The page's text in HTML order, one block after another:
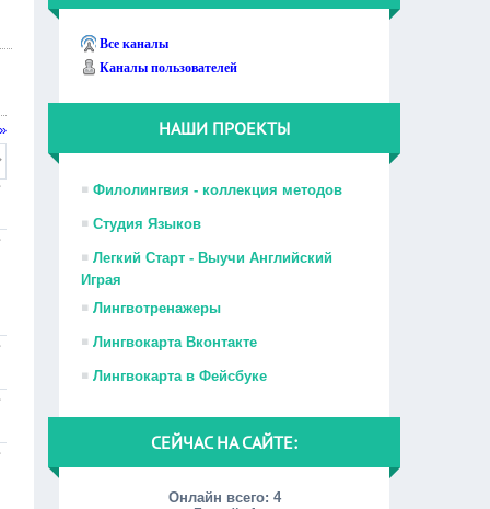
»
Все каналы
Каналы пользователей
НАШИ ПРОЕКТЫ
Филолингвия - коллекция методов
Студия Языков
Легкий Старт - Выучи Английский
Играя
Лингвотренажеры
Лингвокарта Вконтакте
Лингвокарта в Фейсбуке
СЕЙЧАС НА САЙТЕ:
Онлайн всего: 4